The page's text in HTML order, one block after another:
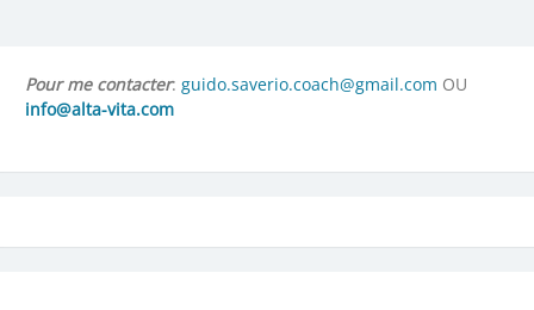
Pour me contacter: guido.saverio.coach@gmail.com OU
info@alta-vita.com